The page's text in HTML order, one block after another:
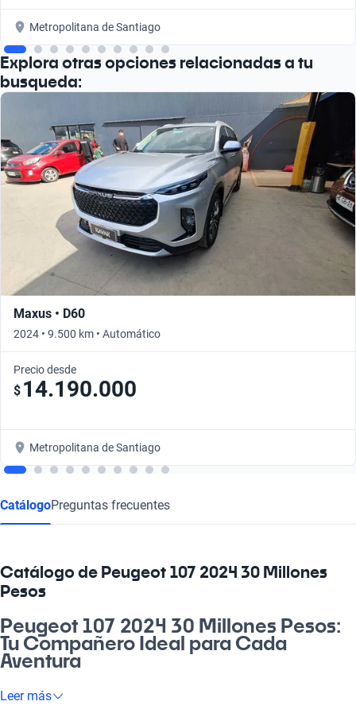
Metropolitana de Santiago
Explora otras opciones relacionadas a tu
busqueda:
Maxus • D60
2024 • 9.500 km • Automático
Precio desde
$ 14.190.000
Metropolitana de Santiago
CatálogoPreguntas frecuentes
Catálogo de Peugeot 107 2024 30 Millones
Pesos
Peugeot 107 2024 30 Millones Pesos:
Tu Compañero Ideal para Cada
Aventura
¡Oye! Si buscas un auto que se ajuste a tu ritmo de vida, el
Leer más